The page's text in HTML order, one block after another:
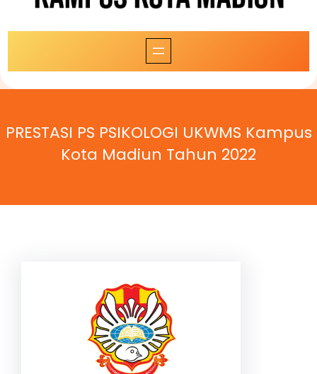
PRESTASI PS PSIKOLOGI UKWMS Kampus
Kota Madiun Tahun 2022